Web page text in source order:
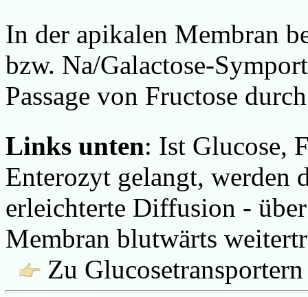
In der apikalen Membran
bzw. Na/Galactose-
Passage von Fructose
Links unten: Ist Glucose,
Enterozyt gelangt, werden
erleichterte Diffusion -
Membran blutwärts
Zu